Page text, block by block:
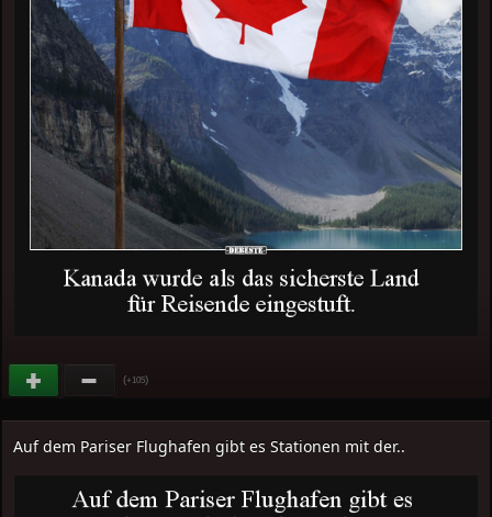
(+105)
Auf dem Pariser Flughafen gibt es Stationen mit der..